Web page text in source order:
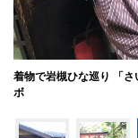
着物で岩槻ひな巡り 「
ボ